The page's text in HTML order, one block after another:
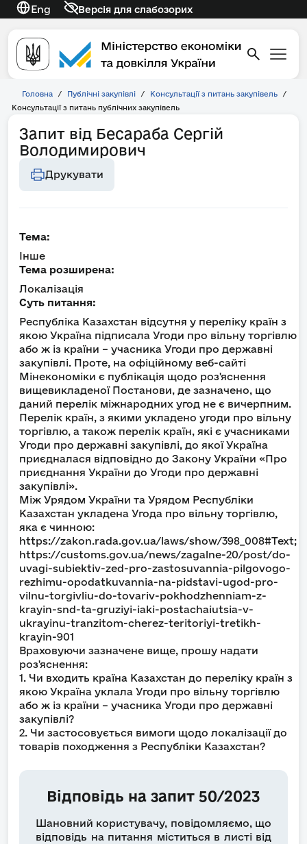
Eng Версія для слабозорих
Головна / Публічні закупівлі / Консультації з питань закупівель
/
Консультації з питань публічних закупівель
Запит від Бесараба Сергій
Володимирович
Друкувати
Тема:
Інше
Тема розширена:
Локалізація
Суть питання:
Республіка Казахстан відсутня у переліку країн з
якою Україна підписала Угоди про вільну торгівлю
або ж із країни – учасника Угоди про державні
закупівлі. Проте, на офіційному веб-сайті
Мінекономіки є публікація щодо роз'яснення
вищевикладеної Постанови, де зазначено, що
даний перелік міжнародних угод не є вичерпним.
Перелік країн, з якими укладено угоди про вільну
торгівлю, а також перелік країн, які є учасниками
Угоди про державні закупівлі, до якої Україна
приєдналася відповідно до Закону України «Про
приєднання України до Угоди про державні
закупівлі».
Між Урядом України та Урядом Республіки
Казахстан укладена Угода про вільну торгівлю,
яка є чинною:
https://zakon.rada.gov.ua/laws/show/398_008#Text;
https://customs.gov.ua/news/zagalne-20/post/do-
uvagi-subiektiv-zed-pro-zastosuvannia-pilgovogo-
rezhimu-opodatkuvannia-na-pidstavi-ugod-pro-
vilnu-torgivliu-do-tovariv-pokhodzhenniam-z-
krayin-snd-ta-gruziyi-iaki-postachaiutsia-v-
ukrayinu-tranzitom-cherez-teritoriyi-tretikh-
krayin-901
Враховуючи зазначене вище, прошу надати
роз'яснення:
1. Чи входить країна Казахстан до переліку країн з
якою Україна уклала Угоди про вільну торгівлю
або ж із країни – учасника Угоди про державні
закупівлі?
2. Чи застосовується вимоги щодо локалізації до
товарів походження з Республіки Казахстан?
Відповідь на запит 50/2023
Шановний користувачу, повідомляємо, що
відповідь на питання міститься в листі від